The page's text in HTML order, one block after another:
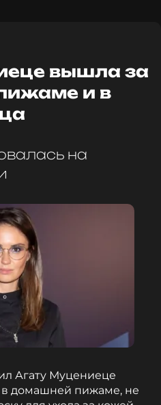
герою Дин Джарину,
Педро Паскаль, и
Йоде предстоят
приключения на
числе и на родной
и
по роли Эммета
вышла за
и в
на
Агату Муцениеце
домашней пижаме, не